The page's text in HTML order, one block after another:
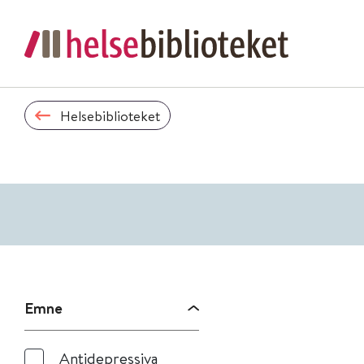
Helsebiblioteket
Emne
Antidepressiva